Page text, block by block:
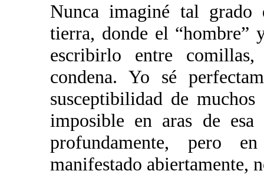
Nunca imaginé tal grado
tierra, donde el “hombre”
escribirlo entre
condena. Yo sé
susceptibilidad de
imposible en aras de
profundamente, pero
manifestado abiertamente,